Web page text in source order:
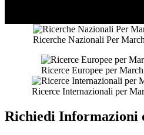
Ricerche Nazionali Per
Ricerce Europee per
Ricerce Internazionali per
Richiedi Informazioni